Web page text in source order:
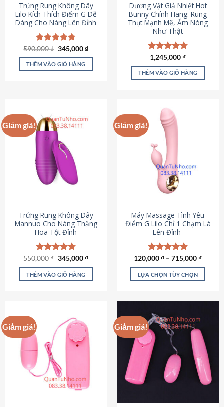
Trứng Rung Không Dây
Lilo Kích Thích Điểm G Dễ
Dàng Cho Nàng Lên Đỉnh
Được xếp
hạng4.79
5 sao
590,000₫ Giá
là:
590,000 ₫.
345,000₫Giá
tại
345,000 ₫.
THÊM VÀO GIỎ HÀNG
Dương Vật Giả Nhiệt Hot
Bunny Chính Hãng: Rung
Thụt Mạnh Mẽ, Ấm Nóng
Như Thật
Được xếp
hạng4.73
5 sao
1,245,000₫
THÊM VÀO GIỎ HÀNG
Giảm giá!
Trứng Rung Không Dây
Mannuo Cho Nàng Thăng
Hoa Tột Đỉnh
Được xếp
hạng4.81
5 sao
550,000₫ Giá
là:
550,000 ₫.
345,000₫Giá
tại
THÊM VÀO GIỎ HÀNG
Giảm giá!
Máy Massage Tình Yêu
Điểm G Lilo Chỉ 1 Chạm Là
Lên Đỉnh
Được xếp
hạng4.85
5 sao
120,000₫ – 715,000₫
LỰA CHỌN TÙY CHỌN
có
nhiều
biến
thể.
Các
tùy
chọn
Giảm giá! Giảm giá!